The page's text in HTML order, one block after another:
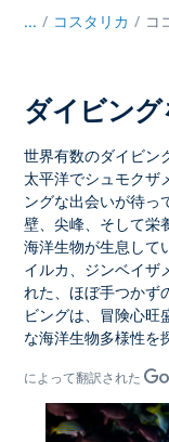
... / コスタリカ コ
ダイビン
世界有数のダイビン
太平洋でシュモクザ
ングな出会いが待っ
壁、尖峰、そして栄
海洋生物が生息して
イルカ、ジンベイザ
れた、ほぼ手つかず
ビングは、冒険心旺
な海洋生物多様性を
によって翻訳された